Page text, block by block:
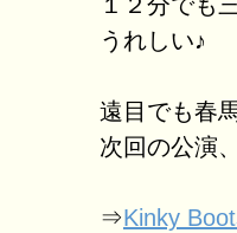
うれしい♪
遠目でも春
次回の公演
⇒Kinky